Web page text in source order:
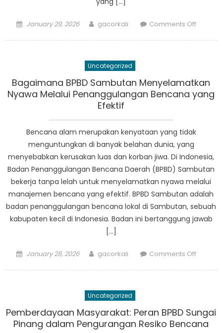
Posted
January 29, 2026 Author
gacorkali Comments Offon
Uncategorized
Bagaimana BPBD Sambutan Menyelamatkan
Nyawa Melalui Penanggulangan Bencana yang
Efektif
Bencana alam merupakan kenyataan yang tidak
menguntungkan di banyak belahan dunia, yang
menyebabkan kerusakan luas dan korban jiwa. Di Indonesia,
Badan Penanggulangan Bencana Daerah (BPBD) Sambutan
bekerja tanpa lelah untuk menyelamatkan nyawa melalui
manajemen bencana yang efektif. BPBD Sambutan adalah
badan penanggulangan bencana lokal di Sambutan, sebuah
kabupaten kecil di Indonesia. Badan ini bertanggung jawab
[…]
Posted
January 28, 2026 Author
gacorkali Comments Offon
Nyawa
Melalui
Uncategorized
Pemberdayaan Masyarakat: Peran BPBD Sungai
Pinang dalam Pengurangan Resiko Bencana